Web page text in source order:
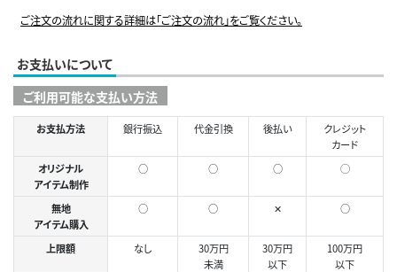
ご注文の流れに関する詳細は「ご注文の流れ」をご覧ください。
お支払いについて
ご利用可能な支払い方法
お支払方法 銀行振込 代金引換 後払い
クレジット
カード
オリジナル
アイテム制作
○ ○ ○ ◯
無地
アイテム購入
○ ○ ✕ ○
上限額 なし
30万円
未満
30万円
以下
100万円
以下